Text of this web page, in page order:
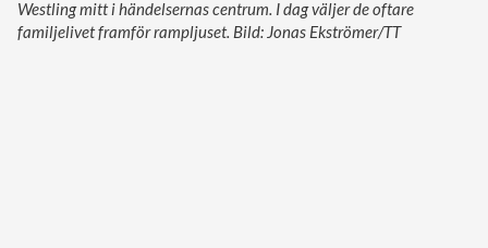
Westling mitt i händelsernas centrum. I dag väljer de oftare
familjelivet framför rampljuset. Bild: Jonas Ekströmer/TT